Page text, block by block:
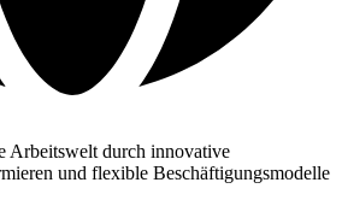
Arbeitswelt durch innovative
und flexible Beschäftigungsmodelle